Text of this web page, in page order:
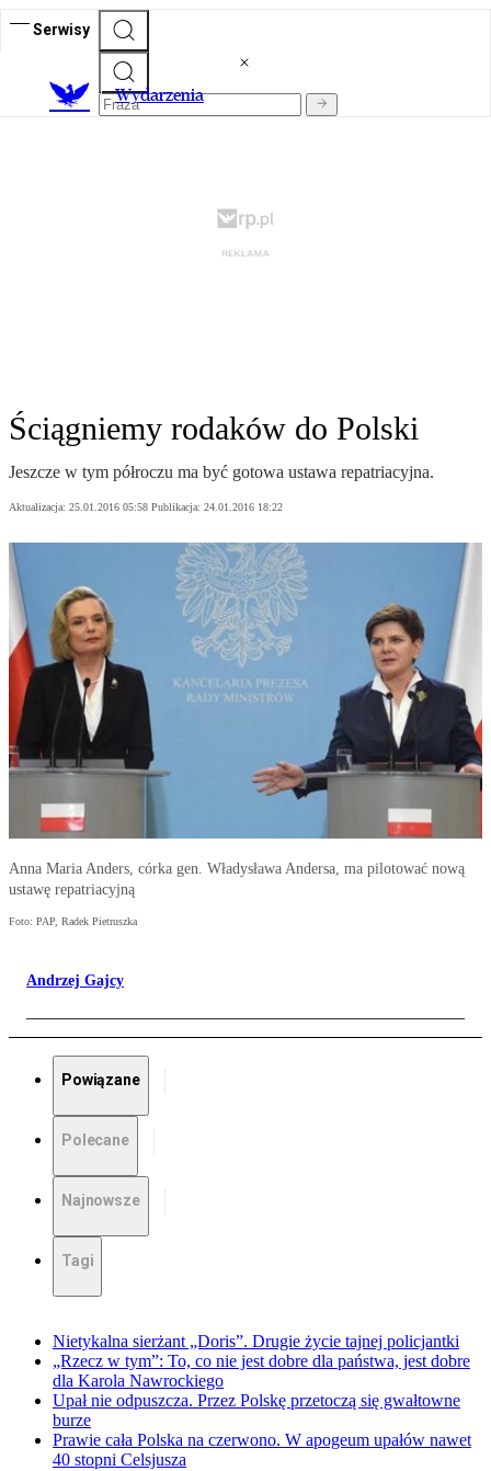
Serwisy
Wydarzenia
Ściągniemy rodaków do Polski
Jeszcze w tym półroczu ma być gotowa ustawa repatriacyjna.
Aktualizacja: 25.01.2016 05:58 Publikacja: 24.01.2016 18:22
Anna Maria Anders, córka gen. Władysława Andersa, ma pilotować nową
ustawę repatriacyjną
Foto: PAP, Radek Pietruszka
Andrzej Gajcy
Powiązane
Polecane
Najnowsze
Tagi
Nietykalna sierżant „Doris”. Drugie życie tajnej policjantki
„Rzecz w tym”: To, co nie jest dobre dla państwa, jest dobre
dla Karola Nawrockiego
Upał nie odpuszcza. Przez Polskę przetoczą się gwałtowne
burze
Prawie cała Polska na czerwono. W apogeum upałów nawet
40 stopni Celsjusza